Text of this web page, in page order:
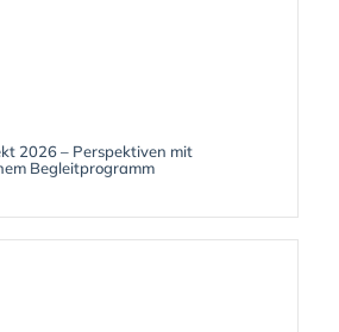
2026 – Perspektiven mit
Begleitprogramm